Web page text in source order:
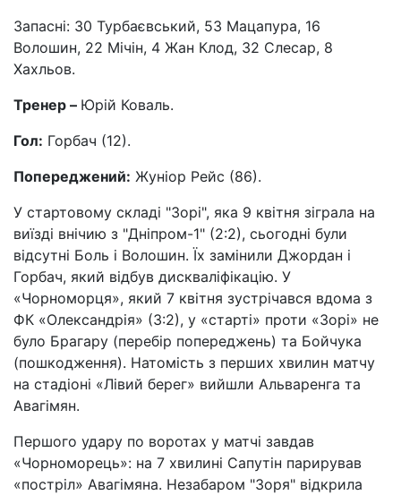
Запасні: 30 Турбаєвський, 53 Мацапура, 16
Волошин, 22 Мічін, 4 Жан Клод, 32 Слесар, 8
Хахльов.
Тренер – Юрій Коваль.
Гол: Горбач (12).
Попереджений: Жуніор Рейс (86).
У стартовому складі "Зорі", яка 9 квітня зіграла на
виїзді внічию з "Дніпром-1" (2:2), сьогодні були
відсутні Боль і Волошин. Їх замінили Джордан і
Горбач, який відбув дискваліфікацію. У
«Чорноморця», який 7 квітня зустрічався вдома з
ФК «Олександрія» (3:2), у «старті» проти «Зорі» не
було Брагару (перебір попереджень) та Бойчука
(пошкодження). Натомість з перших хвилин матчу
на стадіоні «Лівий берег» вийшли Альваренга та
Авагімян.
Першого удару по воротах у матчі завдав
«Чорноморець»: на 7 хвилині Сапутін парирував
«постріл» Авагімяна. Незабаром "Зоря" відкрила